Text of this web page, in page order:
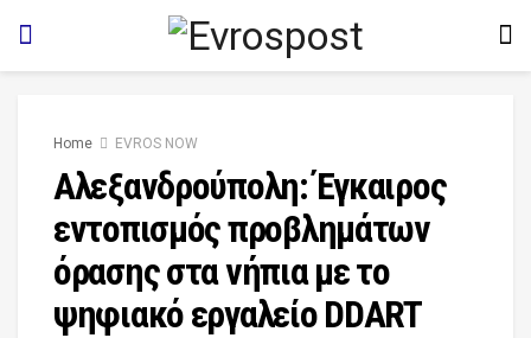
Home EVROS NOW
Αλεξανδρούπολη: Έγκαιρος
εντοπισμός προβλημάτων
όρασης στα νήπια με το
ψηφιακό εργαλείο DDART